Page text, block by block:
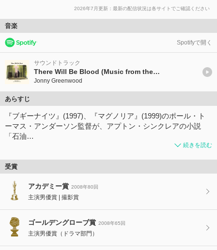
2026年7月更新：最新の配信状況は各サイトでご確認ください
音楽
Spotifyで開く
サウンドトラック
There Will Be Blood (Music from the Motion Picture)
Jonny Greenwood
あらすじ
『ブギーナイツ』(1997)、『マグノリア』(1999)のポール・ト
ーマス・アンダーソン監督が、アプトン・シンクレアの小説
「石油…
続きを読む
受賞
アカデミー賞 2008年80回
主演男優賞 撮影賞
ゴールデングローブ賞 2008年65回
主演男優賞（ドラマ部門）